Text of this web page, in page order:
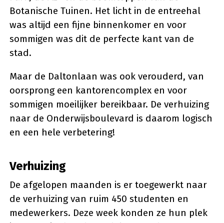
Botanische Tuinen. Het licht in de entreehal
was altijd een fijne binnenkomer en voor
sommigen was dit de perfecte kant van de
stad.
Maar de Daltonlaan was ook verouderd, van
oorsprong een kantorencomplex en voor
sommigen moeilijker bereikbaar. De verhuizing
naar de Onderwijsboulevard is daarom logisch
en een hele verbetering!
Verhuizing
De afgelopen maanden is er toegewerkt naar
de verhuizing van ruim 450 studenten en
medewerkers. Deze week konden ze hun plek